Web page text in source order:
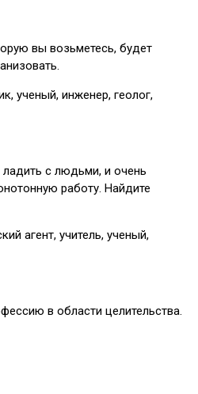
вы возьметесь, будет
ученый, инженер, геолог,
с людьми, и очень
работу. Найдите
агент, учитель, ученый,
в области целительства.